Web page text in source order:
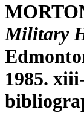
Military
1985.